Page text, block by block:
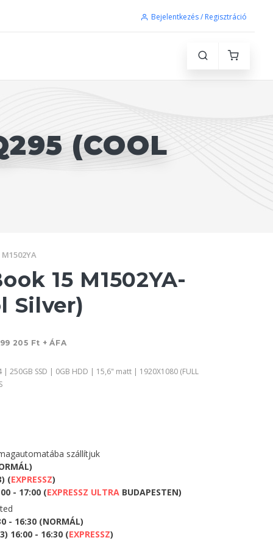
Bejelentkezés / Regisztráció
(COOL
15 M1502YA-
Silver)
205 Ft + ÁFA
| 250GB SSD | 0GB HDD | 15,6" matt | 1920X1080 (FULL
szállítjuk
(EXPRESSZ)
- 17:00 (EXPRESSZ ULTRA BUDAPESTEN)
- 16:30 (NORMÁL)
16:00 - 16:30 (EXPRESSZ)